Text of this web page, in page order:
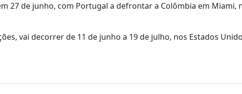
27 de junho, com Portugal a defrontar a Colômbia em Miami,
vai decorrer de 11 de junho a 19 de julho, nos Estados